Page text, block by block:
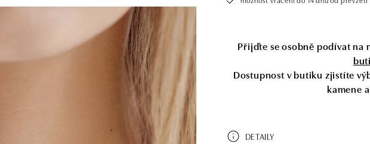
Přijďte se osobně podívat na
Dostupnost v butiku zjistíte
kamene
DETAILY